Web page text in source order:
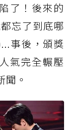
了！後來的
忘了到底哪
事後，頒獎
氣完全輾壓
聞。